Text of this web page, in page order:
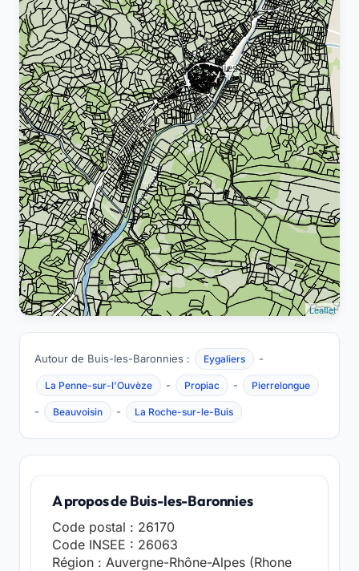
Leaflet
Autour de Buis-les-Baronnies : Eygaliers -
La Penne-sur-l'Ouvèze - Propiac - Pierrelongue
- Beauvoisin - La Roche-sur-le-Buis
A propos de Buis-les-Baronnies
Code postal : 26170
Code INSEE : 26063
Région : Auvergne-Rhône-Alpes (Rhone